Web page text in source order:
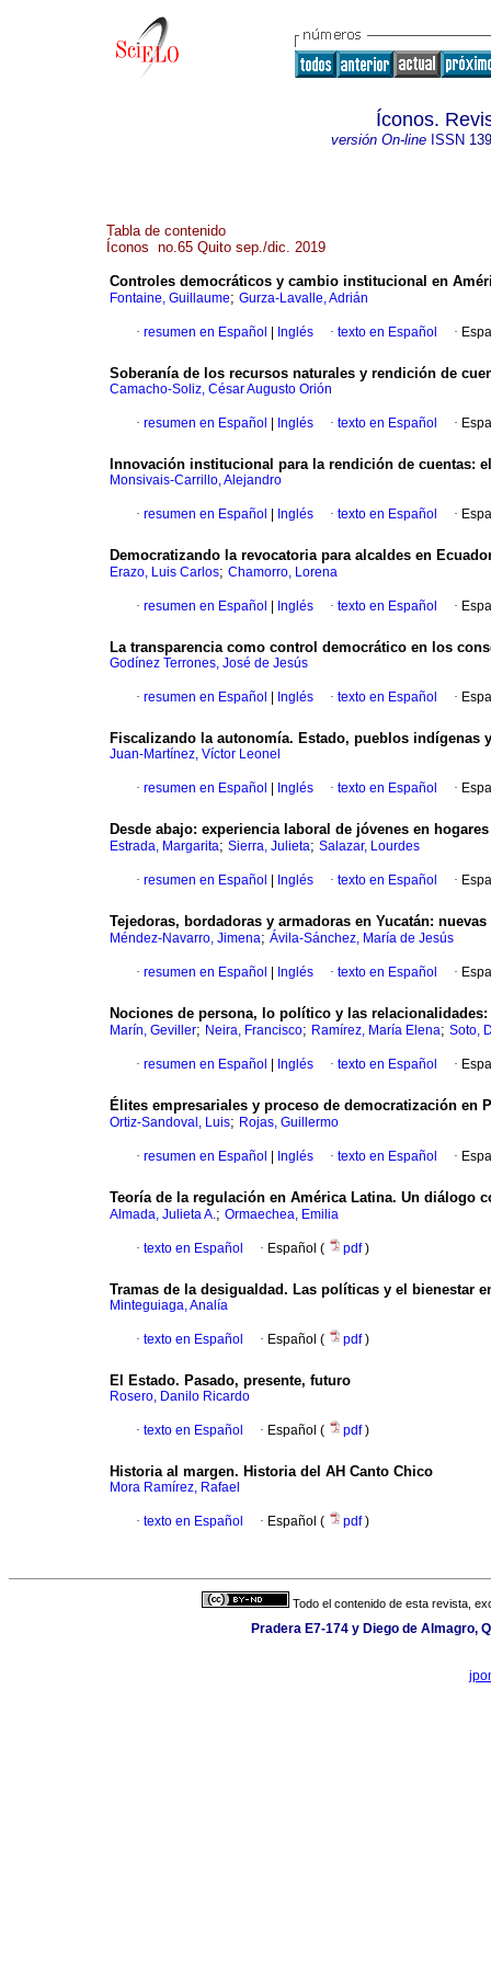
Íconos.
versión On-lineISSN
Tabla de contenido
Íconos no.65 Quito sep./dic. 2019
Controles democráticos y cambio institucional en
Fontaine, Guillaume; Gurza-Lavalle, Adrián
· resumen en Español Inglés · texto en Español ·
Soberanía de los recursos naturales y rendición de
Camacho-Soliz, César Augusto Orión
· resumen en Español Inglés · texto en Español ·
Innovación institucional para la rendición de cuentas:
Monsivais-Carrillo, Alejandro
· resumen en Español Inglés · texto en Español ·
Democratizando la revocatoria para alcaldes en
Erazo, Luis Carlos; Chamorro, Lorena
· resumen en Español Inglés · texto en Español ·
La transparencia como control democrático en los
Godínez Terrones, José de Jesús
· resumen en Español Inglés · texto en Español ·
Fiscalizando la autonomía. Estado, pueblos indígenas
Juan-Martínez, Víctor Leonel
· resumen en Español Inglés · texto en Español ·
Desde abajo: experiencia laboral de jóvenes en
Estrada, Margarita; Sierra, Julieta; Salazar, Lourdes
· resumen en Español Inglés · texto en Español ·
Tejedoras, bordadoras y armadoras en Yucatán:
Méndez-Navarro, Jimena; Ávila-Sánchez, María de Jesús
· resumen en Español Inglés · texto en Español ·
Nociones de persona, lo político y las
Marín, Geviller; Neira, Francisco; Ramírez, María Elena; Soto,
· resumen en Español Inglés · texto en Español ·
Élites empresariales y proceso de democratización en
Ortiz-Sandoval, Luis; Rojas, Guillermo
· resumen en Español Inglés · texto en Español ·
Teoría de la regulación en América Latina. Un diálogo
Almada, Julieta A.; Ormaechea, Emilia
· texto en Español · Español ( pdf)
Tramas de la desigualdad. Las políticas y el bienestar
Minteguiaga, Analía
· texto en Español · Español ( pdf)
El Estado. Pasado, presente, futuro
Rosero, Danilo Ricardo
· texto en Español · Español ( pdf)
Historia al margen. Historia del AH Canto Chico
Mora Ramírez, Rafael
· texto en Español · Español ( pdf)
Todo el contenido de esta revista,
Pradera E7-174 y Diego de Almagro,